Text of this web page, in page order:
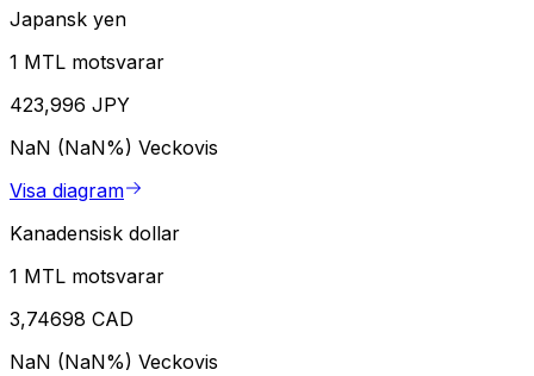
Japansk yen
1 MTL motsvarar
423,996 JPY
NaN (NaN%) Veckovis
Visa diagram
Kanadensisk dollar
1 MTL motsvarar
3,74698 CAD
NaN (NaN%) Veckovis